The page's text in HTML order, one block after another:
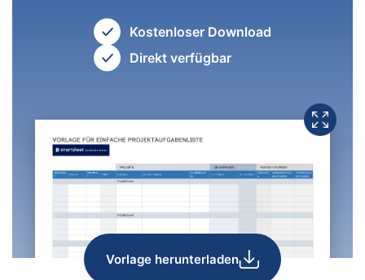
Kostenloser Download
Direkt verfügbar
Vorlage herunterladen